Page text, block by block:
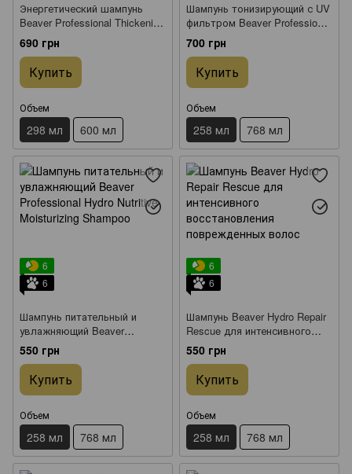
Энергетический шампунь
Beaver Professional Thickening
Scalp Energy Cleanser для
густоты и против выпадения
волос 298 мл
690 грн
Купить
Объем
298 мл 600 мл
Шампунь тонизирующий с UV
фильтром Beaver Professional
Hydro Energizing Multi-
Protection Shampoo 258 мл
700 грн
Купить
Объем
258 мл 768 мл
6
6
Шампунь питательный и
увлажняющий Beaver
Professional Hydro Nutritive
Moisturizing Shampoo 258мл
550 грн
Купить
Объем
258 мл 768 мл
6
6
Шампунь Beaver Hydro Repair
Rescue для интенсивного
восстановления
поврежденных волос 258 мл
550 грн
Купить
Объем
258 мл 768 мл